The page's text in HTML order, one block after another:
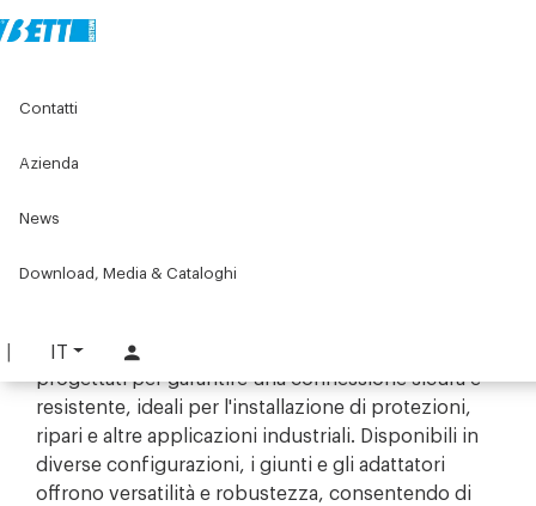
IT
Contatti
Azienda
News
Download, Media & Cataloghi
Accessori per il montaggio dei profilati per protezioni e
Giunti e adattatori per serie 25 e 30
Giunti e adattatori per serie 25 e 30
giunti e adattatori per serie 25 e 30
profilato di alluminio. Questi giunti sono
progettati per garantire una connessione sicura e
resistente, ideali per l'installazione di protezioni,
ripari e altre applicazioni industriali. Disponibili in
diverse configurazioni, i giunti e gli adattatori
offrono versatilità e robustezza, consentendo di